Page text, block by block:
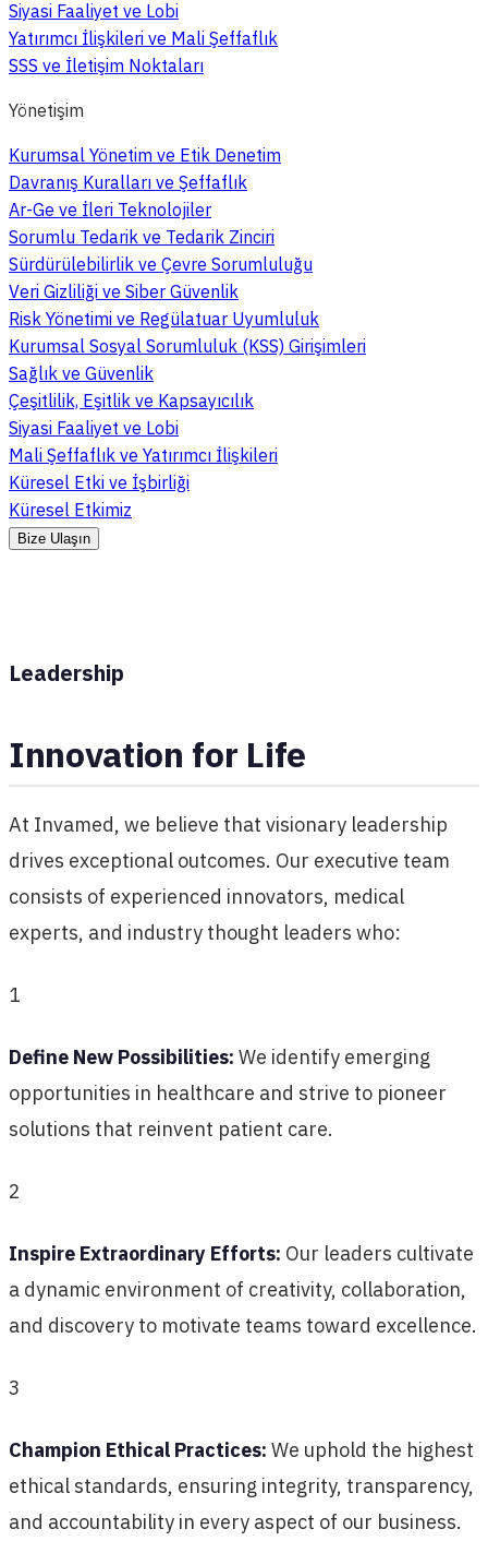
Siyasi Faaliyet ve Lobi
Yatırımcı İlişkileri ve Mali Şeffaflık
SSS ve İletişim Noktaları
Yönetişim
Kurumsal Yönetim ve Etik Denetim
Davranış Kuralları ve Şeffaflık
Ar-Ge ve İleri Teknolojiler
Sorumlu Tedarik ve Tedarik Zinciri
Sürdürülebilirlik ve Çevre Sorumluluğu
Veri Gizliliği ve Siber Güvenlik
Risk Yönetimi ve Regülatuar Uyumluluk
Kurumsal Sosyal Sorumluluk (KSS) Girişimleri
Sağlık ve Güvenlik
Çeşitlilik, Eşitlik ve Kapsayıcılık
Siyasi Faaliyet ve Lobi
Mali Şeffaflık ve Yatırımcı İlişkileri
Küresel Etki ve İşbirliği
Küresel Etkimiz
Bize Ulaşın
Leadership
Innovation for Life
At Invamed, we believe that visionary leadership
drives exceptional outcomes. Our executive team
consists of experienced innovators, medical
experts, and industry thought leaders who:
1
Define New Possibilities: We identify emerging
opportunities in healthcare and strive to pioneer
solutions that reinvent patient care.
2
Inspire Extraordinary Efforts: Our leaders cultivate
a dynamic environment of creativity, collaboration,
and discovery to motivate teams toward excellence.
3
Champion Ethical Practices: We uphold the highest
ethical standards, ensuring integrity, transparency,
and accountability in every aspect of our business.